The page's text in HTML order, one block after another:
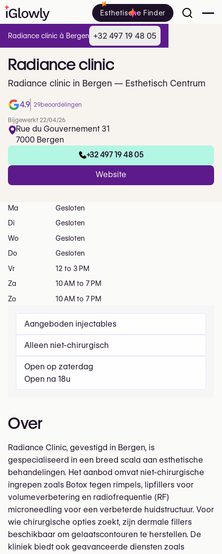
Esthetische Finder
Radianceclinic
Radiance clinic in Bergen — Esthetisch Centrum
4.9 29beoordelingen
Bijgewerkt 22/04/26
Rue du Gouvernement 31
7000 Bergen
+32 497 19 48 05
Website
Aangeboden injectables
Alleen niet-chirurgisch
Open op zaterdag
Open na 18u
Over
Radiance Clinic, gevestigd in Bergen, is
gespecialiseerd in een breed scala aan esthetische
behandelingen. Het aanbod omvat niet-chirurgische
ingrepen zoals Botox tegen rimpels, lipfillers voor
volumeverbetering en radiofrequentie (RF)
microneedling voor een verbeterde huidstructuur. Voor
wie chirurgische opties zoekt, zijn dermale fillers
beschikbaar om gelaatscontouren te herstellen. De
kliniek biedt ook geavanceerde diensten zoals
Ma
Gesloten
Di
Gesloten
Wo
Gesloten
Do
Gesloten
Vr
12 to 3 PM
Za
10 AM to 7 PM
Zo
10 AM to 7 PM
Radiance clinic à Bergen +32 497 19 48 05